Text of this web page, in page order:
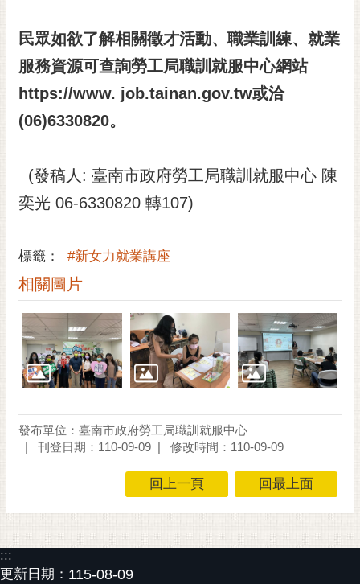
站
資
料
開
放
宣
交
置
民眾如欲了解相關徵才活動、職業訓練、就業
服務資源可查詢勞工局職訓就服中心網站
https://www. job.tainan.gov.tw或洽
(06)6330820。
(發稿人: 臺南市政府勞工局職訓就服中心 陳
奕光 06-6330820 轉107)
標籤： #新女力就業講座
相關圖片
發布單位：臺南市政府勞工局職訓就服中心
刊登日期：110-09-09
修改時間：110-09-09
回上一頁 回最上面
:::
更新日期： 115-08-09